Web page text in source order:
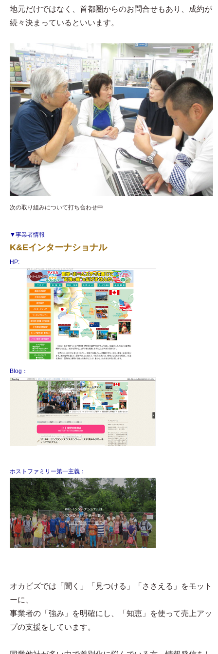
地元だけではなく、首都圏からのお問合せもあり、成約が
続々決まっているといいます。
次の取り組みについて打ち合わせ中
▼事業者情報
K&Eインターナショナル
HP:
Blog：
ホストファミリー第一主義：
オカビズでは「聞く」「見つける」「ささえる」をモット
ーに、
事業者の「強み」を明確にし、「知恵」を使って売上アッ
プの支援をしています。